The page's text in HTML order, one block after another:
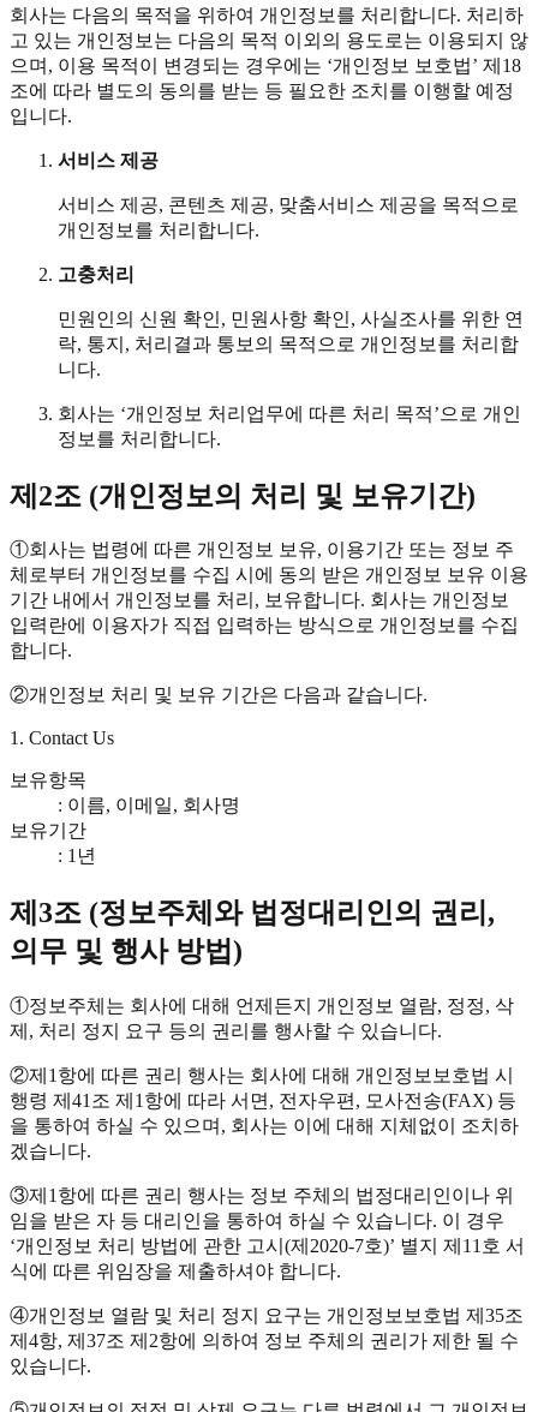
회사는 다음의 목적을 위하여 개인정보를 처리합니다. 처리하
고 있는 개인정보는 다음의 목적 이외의 용도로는 이용되지 않
으며, 이용 목적이 변경되는 경우에는 ‘개인정보 보호법’ 제18
조에 따라 별도의 동의를 받는 등 필요한 조치를 이행할 예정
입니다.
서비스 제공
서비스 제공, 콘텐츠 제공, 맞춤서비스 제공을 목적으로
개인정보를 처리합니다.
고충처리
민원인의 신원 확인, 민원사항 확인, 사실조사를 위한 연
락, 통지, 처리결과 통보의 목적으로 개인정보를 처리합
니다.
회사는 ‘개인정보 처리업무에 따른 처리 목적’으로 개인
정보를 처리합니다.
제2조 (개인정보의 처리 및 보유기간)
①회사는 법령에 따른 개인정보 보유, 이용기간 또는 정보 주
체로부터 개인정보를 수집 시에 동의 받은 개인정보 보유 이용
기간 내에서 개인정보를 처리, 보유합니다. 회사는 개인정보
입력란에 이용자가 직접 입력하는 방식으로 개인정보를 수집
합니다.
②개인정보 처리 및 보유 기간은 다음과 같습니다.
1. Contact Us
보유항목
: 이름, 이메일, 회사명
보유기간
: 1년
제3조 (정보주체와 법정대리인의 권리,
의무 및 행사 방법)
①정보주체는 회사에 대해 언제든지 개인정보 열람, 정정, 삭
제, 처리 정지 요구 등의 권리를 행사할 수 있습니다.
②제1항에 따른 권리 행사는 회사에 대해 개인정보보호법 시
행령 제41조 제1항에 따라 서면, 전자우편, 모사전송(FAX) 등
을 통하여 하실 수 있으며, 회사는 이에 대해 지체없이 조치하
겠습니다.
③제1항에 따른 권리 행사는 정보 주체의 법정대리인이나 위
임을 받은 자 등 대리인을 통하여 하실 수 있습니다. 이 경우
‘개인정보 처리 방법에 관한 고시(제2020-7호)’ 별지 제11호 서
식에 따른 위임장을 제출하셔야 합니다.
④개인정보 열람 및 처리 정지 요구는 개인정보보호법 제35조
제4항, 제37조 제2항에 의하여 정보 주체의 권리가 제한 될 수
있습니다.